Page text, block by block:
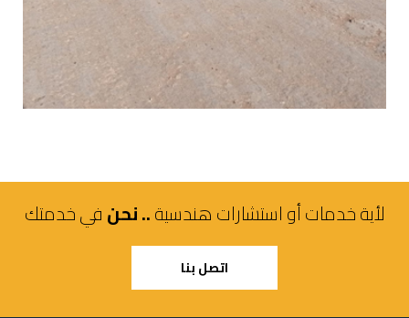
لأية خدمات أو استشارات هندسية.. نحنفي خدمتك
اتصل بنا